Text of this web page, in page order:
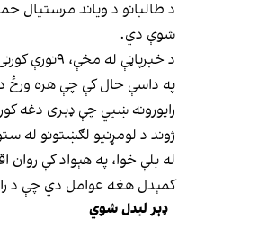
شوې دي.
د خبرپاڼې له مخې، ۹نورې کورنۍ د سپین بولدک، ۴۷کورنۍ د نیمروز او ۴۰کورنۍ د هرات د اسلام‌ کلاله لارې افغانستان ته راستانه شوې دي.
په داسې حال کې چې هره ورځ د
راپورونه ښيي چې ډېری دغه
ژوند د لومړنیو لګښتونو له
له بلې خوا، په هېواد کې
کمېدل هغه عوامل دي چې د
ډېر لیدل شوي